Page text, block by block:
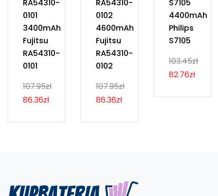
RA54310-
0101
3400mAh
Fujitsu
RA54310-
0101
107.95zł
86.36zł
RA54310-
0102
4600mAh
Fujitsu
RA54310-
0102
107.95zł
86.36zł
S7105
4400mAh
Philips
S7105
103.45zł
82.76zł